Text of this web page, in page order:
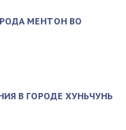
МЕНТОН ВО
В ГОРОДЕ ХУНЬЧУНЬ